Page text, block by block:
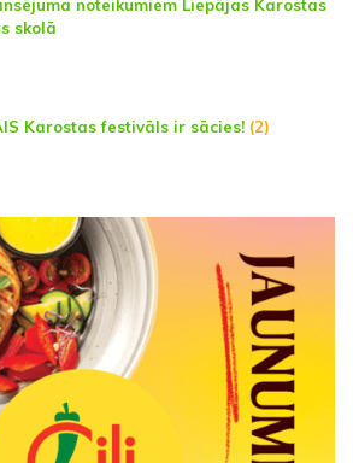
noteikumiem Liepājas Karostas
skolā
Karostas festivāls ir sācies! (2)